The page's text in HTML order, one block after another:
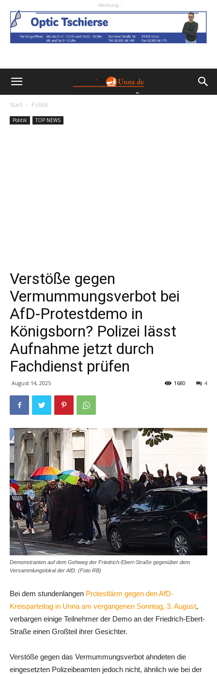
- Werbung -
Start Politik
Politik TOP NEWS
Verstöße gegen
Vermummungsverbot bei
AfD-Protestdemo in
Königsborn? Polizei lässt
Aufnahme jetzt durch
Fachdienst prüfen
August 14, 2025 4
1680
Demonstranten auf dem Gehweg der Friedrich-Ebert-Straße gegenüber dem
Versammlungslokal der AfD. (Foto RB)
Bei dem stundenlangen Protestlärm gegen den AfD-
Kreisparteitag in Unna am vergangenen Sonntag, 3. August,
verbargen einige Teilnehmer der Demo an der Friedrich-Ebert-
Straße einen Großteil ihrer Gesichter.
Verstöße gegen das Vermummungsverbot ahndeten die
eingesetzten Polizeibeamten jedoch nicht, ähnlich wie bei der